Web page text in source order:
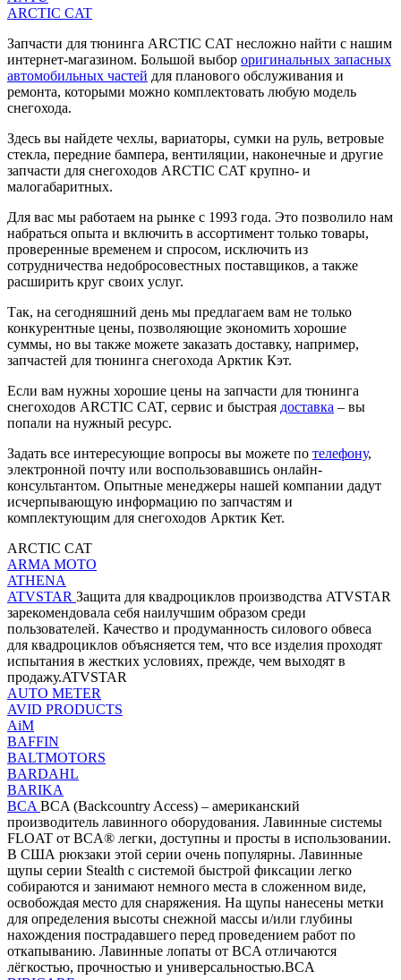
ARCTIC CAT
Запчасти для тюнинга ARCTIC CAT несложно найти с нашим
интернет-магазином. Большой выбор оригинальных запасных
автомобильных частей для планового обслуживания и
ремонта, которыми можно комплектовать любую модель
снегохода.
Здесь вы найдете чехлы, вариаторы, сумки на руль, ветровые
стекла, передние бампера, вентиляции, наконечные и другие
запчасти для снегоходов ARCTIC CAT крупно- и
малогабаритных.
Для вас мы работаем на рынке с 1993 года. Это позволило нам
набраться опыта и включить в ассортимент только товары,
проверенные временем и спросом, исключить из
сотрудничества недобросовестных поставщиков, а также
расширить круг своих услуг.
Так, на сегодняшний день мы предлагаем вам не только
конкурентные цены, позволяющие экономить хорошие
суммы, но вы также можете заказать доставку, например,
запчастей для тюнинга снегохода Арктик Кэт.
Если вам нужны хорошие цены на запчасти для тюнинга
снегоходов ARCTIC CAT, сервис и быстрая доставка – вы
попали на нужный ресурс.
Задать все интересующие вопросы вы можете по телефону,
электронной почту или воспользовавшись онлайн-
консультантом. Опытные менеджеры нашей компании дадут
исчерпывающую информацию по запчастям и
комплектующим для снегоходов Арктик Кет.
ARCTIC CAT
ARMA MOTO
ATHENA
ATVSTAR Защита для квадроциклов производства ATVSTAR
зарекомендовала себя наилучшим образом среди
пользователей. Качество и продуманность силового обвеса
для квадроциклов объясняется тем, что все изделия проходят
испытания в жестких условиях, прежде, чем выходят в
продажу.ATVSTAR
AUTO METER
AVID PRODUCTS
AiM
BAFFIN
BALTMOTORS
BARDAHL
BARIKA
BCA BCA (Backcountry Access) – американский
производитель лавинного оборудования. Лавинные системы
FLOAT от BCA® легки, доступны и просты в использовании.
В США рюкзаки этой серии очень популярны. Лавинные
щупы серии Stealth с системой быстрой фиксации легко
собираются и занимают немного места в сложенном виде,
освобождая место для снаряжения. На щупы нанесены метки
для определения высоты снежной массы и/или глубины
нахождения пострадавшего перед проведением работ по
откапыванию. Лавинные лопаты от BCA отличаются
лёгкостью, прочностью и универсальностью.BCA